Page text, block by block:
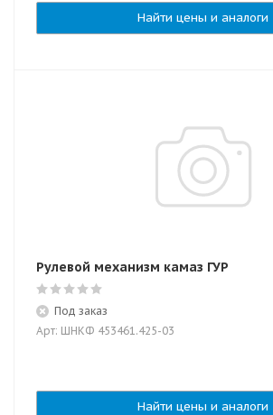
Найти цены и аналоги
Рулевой механизм камаз ГУР
Под заказ
Арт: ШНКФ 453461.425-03
Найти цены и аналоги